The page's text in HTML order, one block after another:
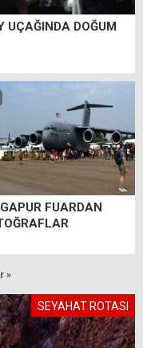
UÇAĞINDA DOĞUM
FUARDAN
»
SEYAHAT ROTASI